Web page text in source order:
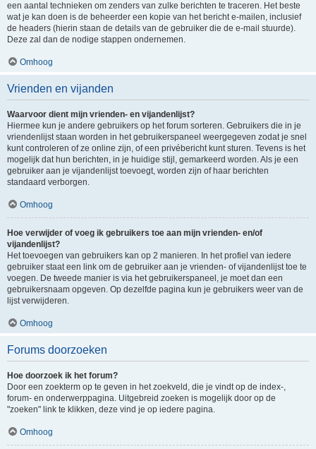
een aantal technieken om zenders van zulke berichten te traceren. Het beste
wat je kan doen is de beheerder een kopie van het bericht e-mailen, inclusief
de headers (hierin staan de details van de gebruiker die de e-mail stuurde).
Deze zal dan de nodige stappen ondernemen.
Omhoog
Vrienden en vijanden
Waarvoor dient mijn vrienden- en vijandenlijst?
Hiermee kun je andere gebruikers op het forum sorteren. Gebruikers die in je
vriendenlijst staan worden in het gebruikerspaneel weergegeven zodat je snel
kunt controleren of ze online zijn, of een privébericht kunt sturen. Tevens is het
mogelijk dat hun berichten, in je huidige stijl, gemarkeerd worden. Als je een
gebruiker aan je vijandenlijst toevoegt, worden zijn of haar berichten
standaard verborgen.
Omhoog
Hoe verwijder of voeg ik gebruikers toe aan mijn vrienden- en/of
vijandenlijst?
Het toevoegen van gebruikers kan op 2 manieren. In het profiel van iedere
gebruiker staat een link om de gebruiker aan je vrienden- of vijandenlijst toe te
voegen. De tweede manier is via het gebruikerspaneel, je moet dan een
gebruikersnaam opgeven. Op dezelfde pagina kun je gebruikers weer van de
lijst verwijderen.
Omhoog
Forums doorzoeken
Hoe doorzoek ik het forum?
Door een zoekterm op te geven in het zoekveld, die je vindt op de index-,
forum- en onderwerppagina. Uitgebreid zoeken is mogelijk door op de
"zoeken" link te klikken, deze vind je op iedere pagina.
Omhoog